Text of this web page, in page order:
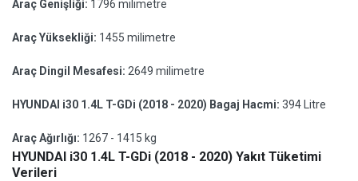
Araç Genişliği: 1796 milimetre
Araç Yüksekliği: 1455 milimetre
Araç Dingil Mesafesi: 2649 milimetre
HYUNDAI i30 1.4L T-GDi (2018 - 2020) Bagaj Hacmi: 394 Litre
Araç Ağırlığı: 1267 - 1415 kg
HYUNDAI i30 1.4L T-GDi (2018 - 2020) Yakıt Tüketimi
Verileri